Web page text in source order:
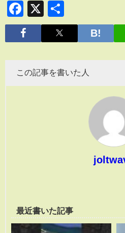
Facebook
X
有
この記事を書いた人
最近書いた記事